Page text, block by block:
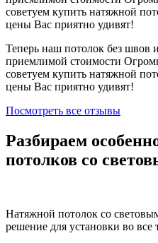
советуем купить натяжной
цены Вас приятно удивят!
Теперь наш потолок без швов
приемлимой стоимости
советуем купить натяжной
цены Вас приятно удивят!
Посмотреть все отзывы
Разбираем
потолков со
Натяжной потолок со
решение для установки во